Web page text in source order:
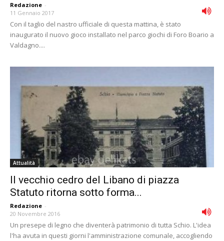
Redazione -
11 Gennaio 2017
Con il taglio del nastro ufficiale di questa mattina, è stato
inaugurato il nuovo gioco installato nel parco giochi di Foro Boario a
Valdagno....
Attualità
Il vecchio cedro del Libano di piazza
Statuto ritorna sotto forma...
Redazione -
20 Novembre 2016
Un presepe di legno che diventerà patrimonio di tutta Schio. L'idea
l'ha avuta in questi giorni l'amministrazione comunale, accogliendo